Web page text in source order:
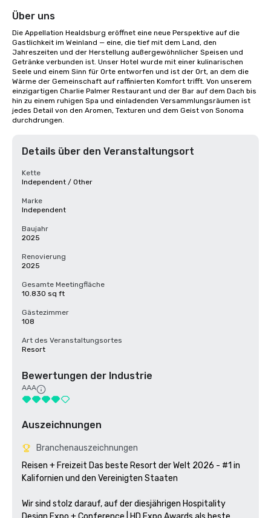
Über uns
Die Appellation Healdsburg eröffnet eine neue Perspektive auf die
Gastlichkeit im Weinland — eine, die tief mit dem Land, den
Jahreszeiten und der Herstellung außergewöhnlicher Speisen und
Getränke verbunden ist. Unser Hotel wurde mit einer kulinarischen
Seele und einem Sinn für Orte entworfen und ist der Ort, an dem die
Wärme der Gemeinschaft auf raffinierten Komfort trifft. Von unserem
einzigartigen Charlie Palmer Restaurant und der Bar auf dem Dach bis
hin zu einem ruhigen Spa und einladenden Versammlungsräumen ist
jedes Detail von den Aromen, Texturen und dem Geist von Sonoma
durchdrungen.
Details über den Veranstaltungsort
Kette
Independent / Other
Marke
Independent
Baujahr
2025
Renovierung
2025
Gesamte Meetingfläche
10.830 sq ft
Gästezimmer
108
Art des Veranstaltungsortes
Resort
Bewertungen der Industrie
AAA
Auszeichnungen
Branchenauszeichnungen
Reisen + Freizeit Das beste Resort der Welt 2026 - #1 in
Kalifornien und den Vereinigten Staaten
Wir sind stolz darauf, auf der diesjährigen Hospitality